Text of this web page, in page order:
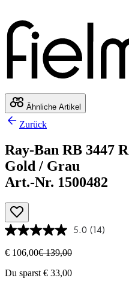
Ähnliche Artikel
Zurück
Ray-Ban RB 3447
Gold / Grau
Art.-Nr. 1500482
5.0 (14)
€ 106,00€ 139,00
Du sparst € 33,00